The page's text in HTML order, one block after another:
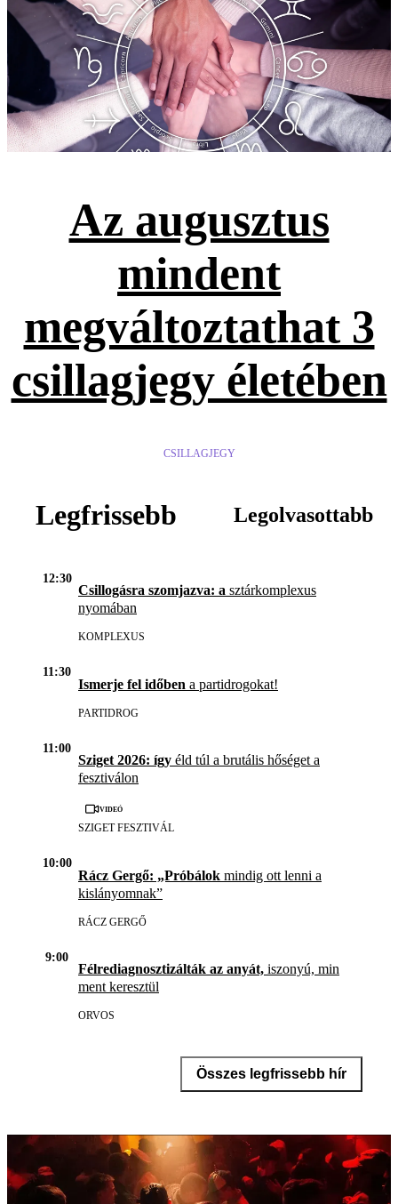
Az augusztus
mindent
megváltoztathat 3
csillagjegy életében
CSILLAGJEGY
Legfrissebb Legolvasottabb
12:30
Csillogásra szomjazva: a sztárkomplexus
nyomában
KOMPLEXUS
11:30
Ismerje fel időben a partidrogokat!
PARTIDROG
11:00
Sziget 2026: így éld túl a brutális hőséget a
fesztiválon
Videó
SZIGET FESZTIVÁL
10:00
Rácz Gergő: „Próbálok mindig ott lenni a
kislányomnak”
RÁCZ GERGŐ
9:00
Félrediagnosztizálták az anyát, iszonyú, min
ment keresztül
ORVOS
Összes legfrissebb hír